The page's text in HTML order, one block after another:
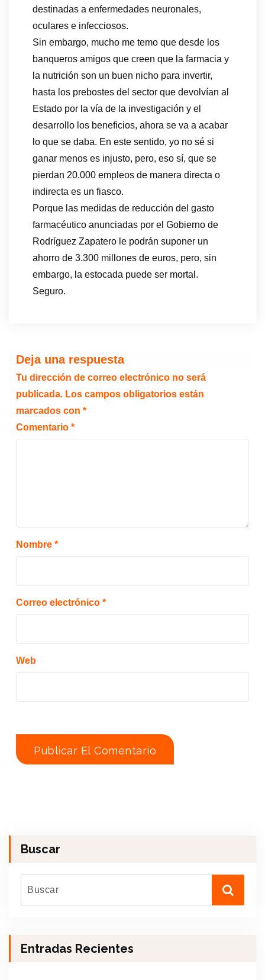
destinadas a enfermedades neuronales,
oculares e infecciosos.
Sin embargo, mucho me temo que desde los
banqueros amigos que creen que la farmacia y
la nutrición son un buen nicho para invertir,
hasta los prebostes del sector que devolvían al
Estado por la vía de la investigación y el
desarrollo los beneficios, ahora se va a acabar
lo que se daba. En este sentido, yo no sé si
ganar menos es injusto, pero, eso sí, que se
pierdan 20.000 empleos de manera directa o
indirecta es un fiasco.
Porque las medidas de reducción del gasto
farmacéutico anunciadas por el Gobierno de
Rodríguez Zapatero le podrán suponer un
ahorro de 3.300 millones de euros, pero, sin
embargo, la estocada puede ser mortal.
Seguro.
Deja una respuesta
Tu dirección de correo electrónico no será
publicada. Los campos obligatorios están
marcados con *
Comentario *
Nombre *
Correo electrónico *
Web
Buscar
Entradas Recientes